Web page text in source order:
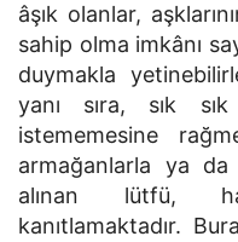
âşık olanlar,
sahip olma imkânı
duymakla
yanı sıra, sık
istememesine
armağanlarla ya da
alınan lütfü,
kanıtlamaktadır.